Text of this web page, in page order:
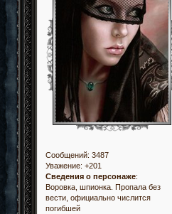
Сообщений: 3487
Уважение: +201
Сведения о персонаже:
Воровка, шпионка. Пропала без
вести, официально числится
погибшей